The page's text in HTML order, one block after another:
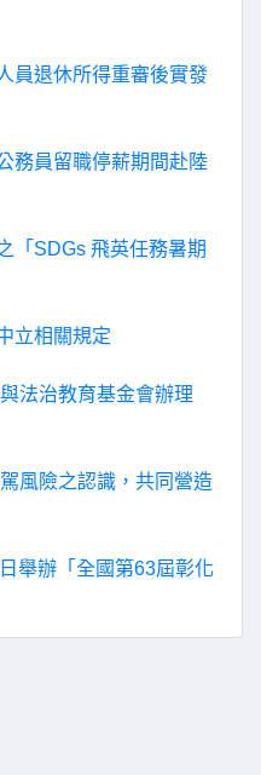
員退休所得重審後實發
務員留職停薪期間赴陸
「SDGs 飛英任務暑期
立相關規定
法治教育基金會辦理
風險之認識，共同營造
舉辦「全國第63屆彰化